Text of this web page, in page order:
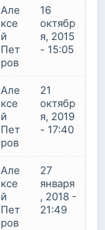
Але
ксе
й
Пет
ров
16
октябр
я, 2015
- 15:05
Але
ксе
й
Пет
ров
21
октябр
я, 2019
- 17:40
Але
ксе
й
Пет
ров
27
января
, 2018 -
21:49